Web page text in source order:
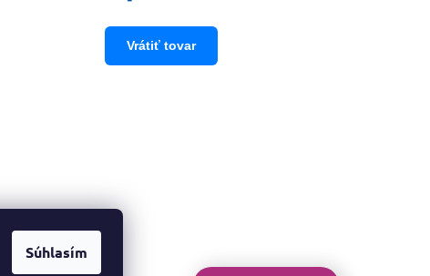
Súhlasím
Vrátiť tovar